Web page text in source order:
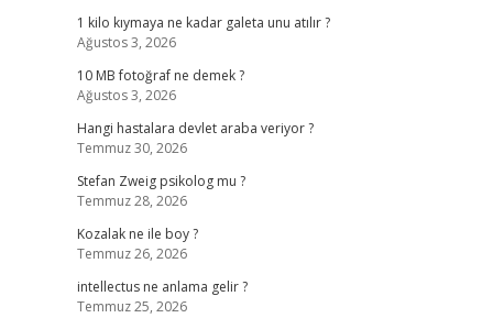
1 kilo kıymaya ne kadar galeta unu atılır ?
Ağustos 3, 2026
10 MB fotoğraf ne demek ?
Ağustos 3, 2026
Hangi hastalara devlet araba veriyor ?
Temmuz 30, 2026
Stefan Zweig psikolog mu ?
Temmuz 28, 2026
Kozalak ne ile boy ?
Temmuz 26, 2026
intellectus ne anlama gelir ?
Temmuz 25, 2026